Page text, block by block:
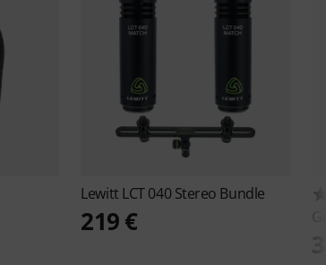
Lewitt LCT 040 Stereo Bundle
219 €